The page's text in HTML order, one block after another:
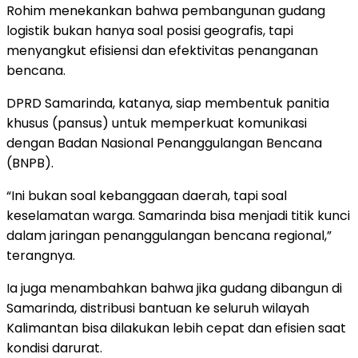
Rohim menekankan bahwa pembangunan gudang
logistik bukan hanya soal posisi geografis, tapi
menyangkut efisiensi dan efektivitas penanganan
bencana.
DPRD Samarinda, katanya, siap membentuk panitia
khusus (pansus) untuk memperkuat komunikasi
dengan Badan Nasional Penanggulangan Bencana
(BNPB).
“Ini bukan soal kebanggaan daerah, tapi soal
keselamatan warga. Samarinda bisa menjadi titik kunci
dalam jaringan penanggulangan bencana regional,”
terangnya.
Ia juga menambahkan bahwa jika gudang dibangun di
Samarinda, distribusi bantuan ke seluruh wilayah
Kalimantan bisa dilakukan lebih cepat dan efisien saat
kondisi darurat.